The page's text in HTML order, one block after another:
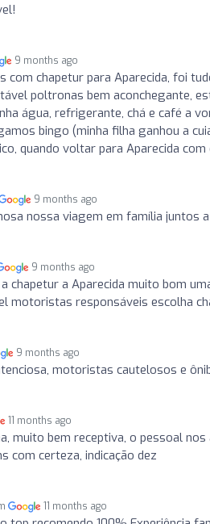
9 months ago
com chapetur para Aparecida, foi
poltronas bem aconchegante,
água, refrigerante, chá e café a
bingo (minha filha ganhou a
quando voltar para Aparecida
9 months ago
nossa viagem em família juntos
9 months ago
chapetur a Aparecida muito bom
motoristas responsáveis escolha
9 months ago
motoristas cautelosos e
11 months ago
muito bem receptiva, o pessoal
com certeza, indicação dez
11 months ago